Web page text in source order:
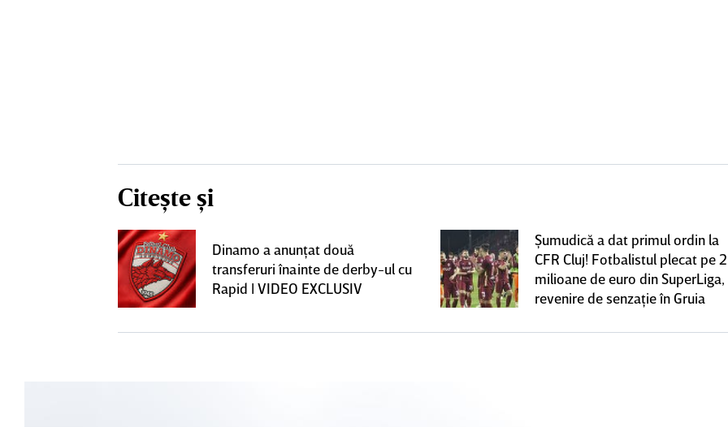
Citește și
Dinamo a anunţat două
transferuri înainte de derby-ul cu
Rapid | VIDEO EXCLUSIV
Şumudică a dat primul ordin la
CFR Cluj! Fotbalistul plecat pe 2
milioane de euro din SuperLiga,
revenire de senzaţie în Gruia